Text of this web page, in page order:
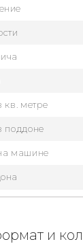
кв. метре
поддоне
машине
и